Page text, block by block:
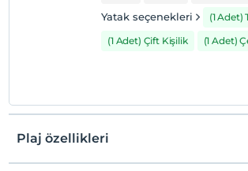
Yatak seçenekleri
(1 Adet)
(1 Adet) Çift Kişilik
(1 Adet)
Plaj özellikleri